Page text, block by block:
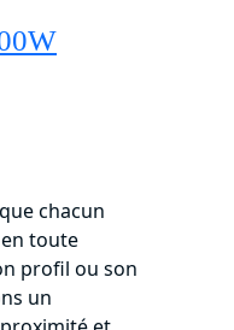
chacun
toute
profil ou son
un